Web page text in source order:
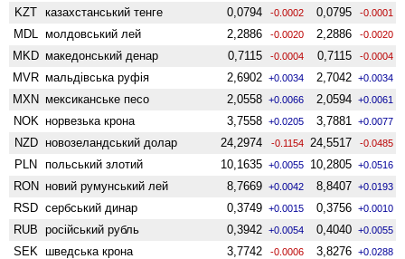
KZT казахстанський тенге 0,0794 -0.0002 0,0795 -0.0001
MDL молдовський лей 2,2886 -0.0020 2,2886 -0.0020
MKD македонський денар 0,7115 -0.0004 0,7115 -0.0004
MVR мальдівська руфія 2,6902 +0.0034 2,7042 +0.0034
MXN мексиканське песо 2,0558 +0.0066 2,0594 +0.0061
NOK норвезька крона 3,7558 +0.0205 3,7881 +0.0077
NZD ново­зеландський долар 24,2974 -0.1154 24,5517 -0.0485
PLN польський злотий 10,1635 +0.0055 10,2805 +0.0516
RON новий румунський лей 8,7669 +0.0042 8,8407 +0.0193
RSD сербський динар 0,3749 +0.0015 0,3756 +0.0010
RUB російський рубль 0,3942 +0.0054 0,4040 +0.0055
SEK шведська крона 3,7742 -0.0006 3,8276 +0.0288